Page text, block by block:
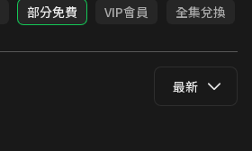
部分免費 VIP會員 全集兌換
最新